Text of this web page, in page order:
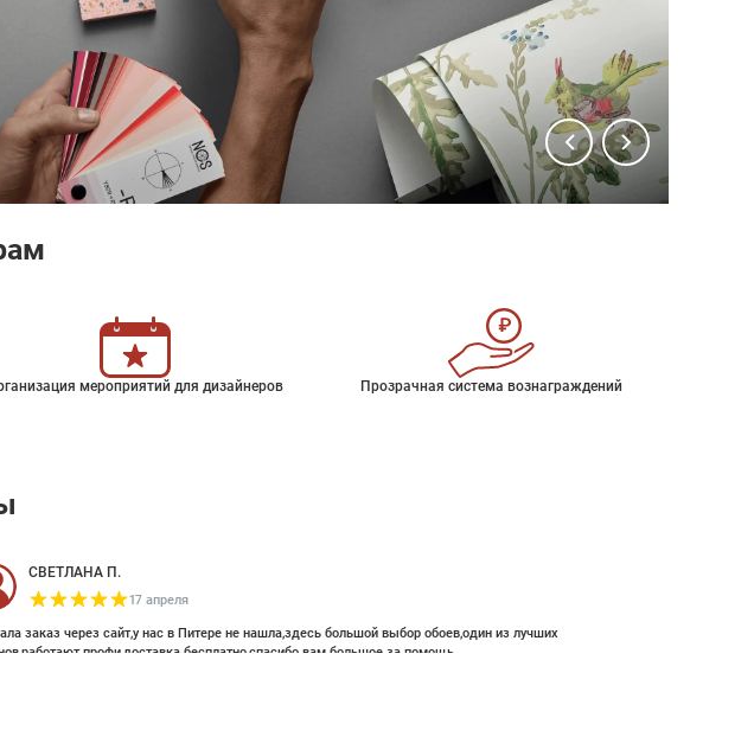
мероприятий для дизайнеров Прозрачная система вознаграждений
СВЕТЛАНА П.
17 апреля
заказ через сайт,у нас в Питере не нашла,здесь большой выбор обоев,один из лучших
профи,доставка бесплатно,спасибо вам большое за помощь.